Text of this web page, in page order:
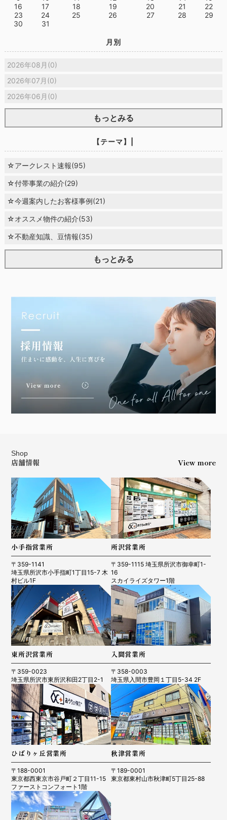
16
17 18 19 20 21
22
23
24 25 26 27 28
29
30
31
月別
2026年08月(0)
2026年07月(0)
2026年06月(0)
もっとみる
【テーマ】|
☆アークレスト速報(95)
☆付帯事業の紹介(29)
☆今週案内したお客様事例(21)
☆オススメ物件の紹介(53)
☆不動産知識、豆情報(35)
もっとみる
Shop
店舗情報 View more
小手指営業所
〒359-1141
埼玉県所沢市小手指町1丁目15-7 木
村ビル1F
所沢営業所
〒359-1115 埼玉県所沢市御幸町1-
16
スカイライズタワー1階
東所沢営業所
〒359-0023
埼玉県所沢市東所沢和田2丁目2-1
入間営業所
〒358-0003
埼玉県入間市豊岡１丁目5-34 2F
ひばりヶ丘営業所
〒188-0001
東京都西東京市谷戸町２丁目11-15
ファーストコンフォート1階
秋津営業所
〒189-0001
東京都東村山市秋津町5丁目25-88